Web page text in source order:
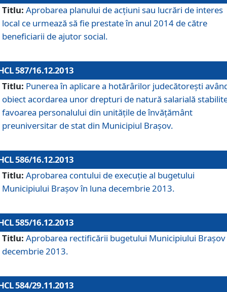
Titlu: Aprobarea planului de acţiuni sau lucrări de interes
local ce urmează să fie prestate în anul 2014 de către
beneficiarii de ajutor social.
587/16.12.2013
Titlu: Punerea în aplicare a hotărârilor judecătoreşti
obiect acordarea unor drepturi de natură salarială
favoarea personalului din unităţile de învăţământ
preuniversitar de stat din Municipiul Braşov.
586/16.12.2013
Titlu: Aprobarea contului de execuţie al bugetului
Municipiului Braşov în luna decembrie 2013.
585/16.12.2013
Titlu: Aprobarea rectificării bugetului Municipiului Braşov
decembrie 2013.
584/29.11.2013